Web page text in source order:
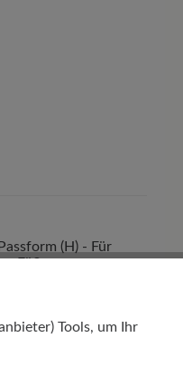
(H) - Für
Füße
Tools, um Ihr